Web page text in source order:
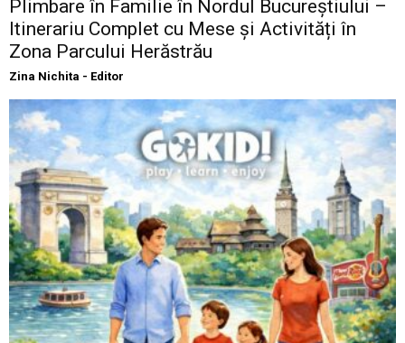
Plimbare în Familie în Nordul Bucureștiului –
Itinerariu Complet cu Mese și Activități în
Zona Parcului Herăstrău
Zina Nichita - Editor